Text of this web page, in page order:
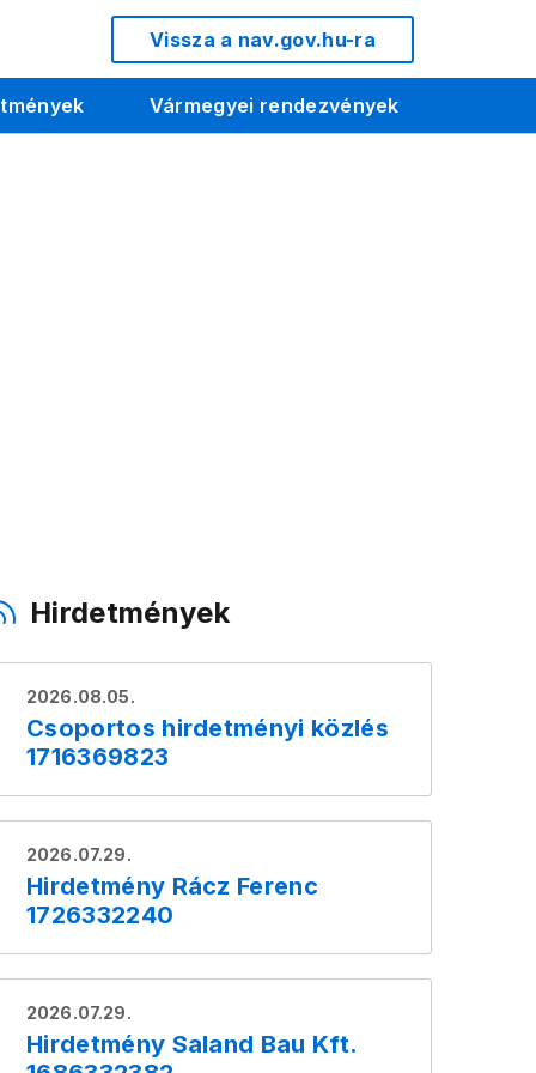
Vissza a nav.gov.hu-ra
Vármegyei rendezvények
Hirdetmények
2026.08.05.
Csoportos hirdetményi közlés
1716369823
2026.07.29.
Hirdetmény Rácz Ferenc
1726332240
2026.07.29.
Hirdetmény Saland Bau Kft.